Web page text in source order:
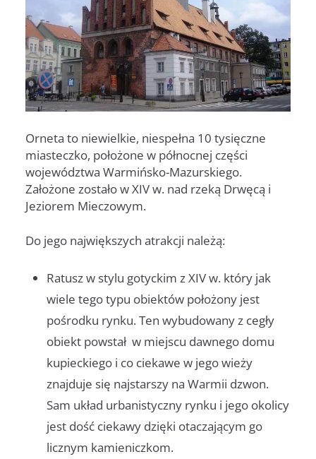
Orneta to niewielkie, niespełna 10 tysięczne
miasteczko, położone w północnej części
województwa Warmińsko-Mazurskiego.
Założone zostało w XIV w. nad rzeką Drwęcą i
Jeziorem Mieczowym.
Do jego największych atrakcji należą:
Ratusz w stylu gotyckim z XIV w. który jak
wiele tego typu obiektów położony jest
pośrodku rynku. Ten wybudowany z cegły
obiekt powstał w miejscu dawnego domu
kupieckiego i co ciekawe w jego wieży
znajduje się najstarszy na Warmii dzwon.
Sam układ urbanistyczny rynku i jego okolicy
jest dość ciekawy dzięki otaczającym go
licznym kamieniczkom.